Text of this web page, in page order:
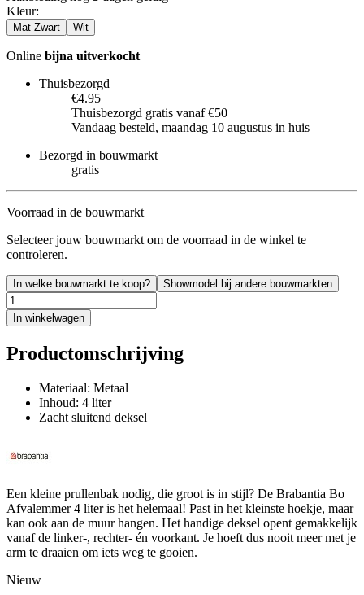
Kleur:
Mat Zwart Wit
Online bijna uitverkocht
Thuisbezorgd
€4.95
Thuisbezorgd gratis vanaf €50
Vandaag besteld, maandag 10 augustus in huis
Bezorgd in bouwmarkt
gratis
Voorraad in de bouwmarkt
Selecteer jouw bouwmarkt om de voorraad in de winkel te
controleren.
In welke bouwmarkt te koop? Showmodel bij andere bouwmarkten
In winkelwagen
Productomschrijving
Materiaal: Metaal
Inhoud: 4 liter
Zacht sluitend deksel
Een kleine prullenbak nodig, die groot is in stijl? De Brabantia Bo
Afvalemmer 4 liter is het helemaal! Past in het kleinste hoekje, maar
kan ook aan de muur hangen. Het handige deksel opent gemakkelijk
vanaf de linker-, rechter- én voorkant. Je hoeft dus nooit meer met je
arm te draaien om iets weg te gooien.
Nieuw